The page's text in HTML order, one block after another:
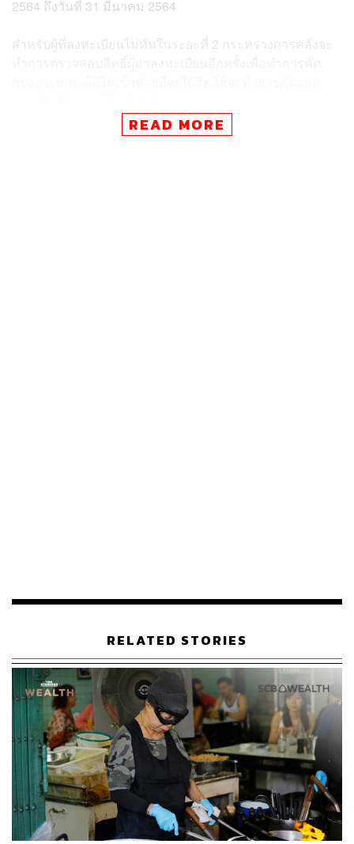
2564 ถึงวันที่ 31 มีนาคม 2564
สำหรับผู้ที่ลงทะเบียนไม่ทันในระยะที่ 2 กระทรวงการคลังจะ
พิสูจน์อักษร: พรนภัส ชำนาญค้า
READ MORE
RELATED STORIES